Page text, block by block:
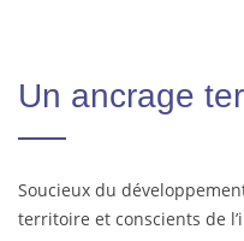
Un ancrage
Soucieux du
territoire et conscients de